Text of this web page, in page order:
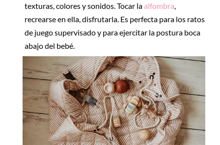
texturas, colores y sonidos. Tocar la alfombra,
recrearse en ella, disfrutarla. Es perfecta para los ratos
de juego supervisado y para ejercitar la postura boca
abajo del bebé.